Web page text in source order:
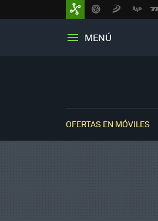
MENÚ
OFERTAS EN MÓVILES